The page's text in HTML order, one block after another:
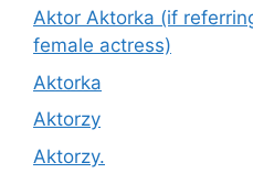
Aktor Aktorka (if
female actress)
Aktorka
Aktorzy
Aktorzy.